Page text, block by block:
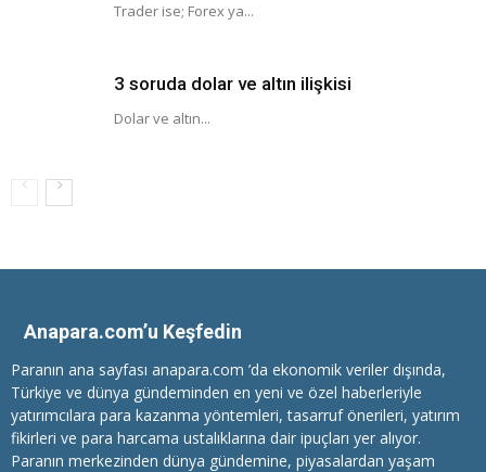
Trader ise; Forex ya...
3 soruda dolar ve altın ilişkisi
Dolar ve altın...
Anapara.com’u Keşfedin
Paranın ana sayfası anapara.com ’da ekonomik veriler dışında,
Türkiye ve dünya gündeminden en yeni ve özel haberleriyle
yatırımcılara para kazanma yöntemleri, tasarruf önerileri, yatırım
fikirleri ve para harcama ustalıklarına dair ipuçları yer alıyor.
Paranın merkezinden dünya gündemine, piyasalardan yaşam